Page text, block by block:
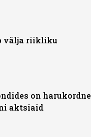
välja riikliku
on harukordne
aktsiaid